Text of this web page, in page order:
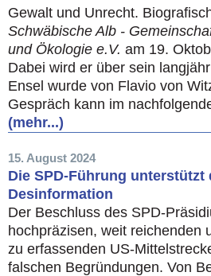
Gewalt und Unrecht.
Schwäbische Alb -
und Ökologie e.V. am 19.
Dabei wird er über sein
Ensel wurde von Flavio von
Gespräch kann im
(mehr...)
15. August 2024
Die SPD-Führung
Desinformation
Der Beschluss des SPD-
hochpräzisen, weit reichenden
zu erfassenden US-
falschen Begründungen. Von